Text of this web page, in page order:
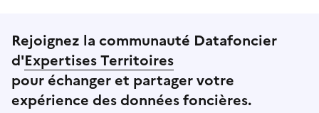
Rejoignez la communauté Datafoncier
d'Expertises Territoires
pour échanger et partager votre
expérience des données foncières.